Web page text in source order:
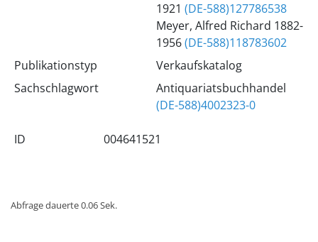
1921 (DE-588)127786538
Meyer, Alfred Richard 1882-
1956(DE-588)118783602
Publikationstyp
Verkaufskatalog
Sachschlagwort
Antiquariatsbuchhandel
(DE-588)4002323-0
ID 004641521
Abfrage dauerte 0.06 Sek.